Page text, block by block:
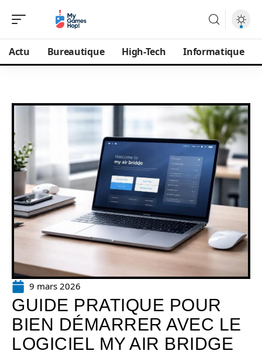
Actu Bureautique High-Tech Informatique
9 mars 2026
GUIDE PRATIQUE POUR
BIEN DÉMARRER AVEC LE
LOGICIEL MY AIR BRIDGE